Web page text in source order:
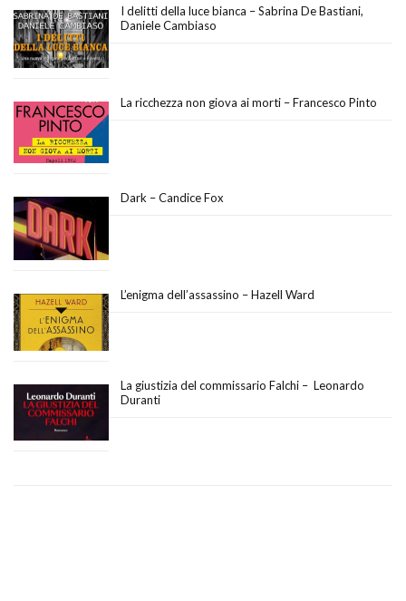
I delitti della luce bianca – Sabrina De Bastiani,
Daniele Cambiaso
La ricchezza non giova ai morti – Francesco Pinto
Dark – Candice Fox
L’enigma dell’assassino – Hazell Ward
La giustizia del commissario Falchi – Leonardo
Duranti